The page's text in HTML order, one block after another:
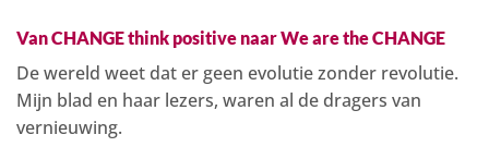
Van CHANGE think positive naar We are the CHANGE
De wereld weet dat er geen evolutie zonder revolutie.
Mijn blad en haar lezers, waren al de dragers van
vernieuwing.